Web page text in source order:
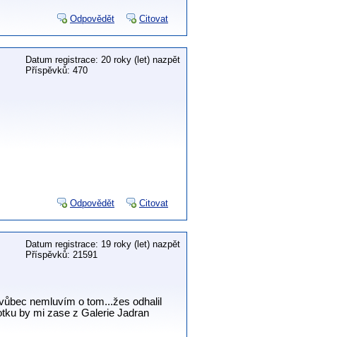
Odpovědět Citovat
Datum registrace: 20 roky (let) nazpět
Příspěvků: 470
Odpovědět Citovat
Datum registrace: 19 roky (let) nazpět
Příspěvků: 21591
nemluvím o tom...žes odhalil
by mi zase z Galerie Jadran